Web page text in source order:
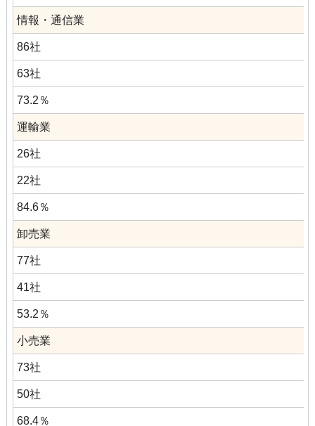
情報・通信業
86社
63社
73.2％
運輸業
26社
22社
84.6％
卸売業
77社
41社
53.2％
小売業
73社
50社
68.4％